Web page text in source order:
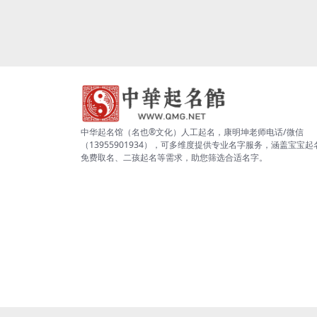
中华起名馆（名也®文化）人工起名，康明坤老师电话/微信
（13955901934），可多维度提供专业名字服务，涵盖宝宝起
免费取名、二孩起名等需求，助您筛选合适名字。